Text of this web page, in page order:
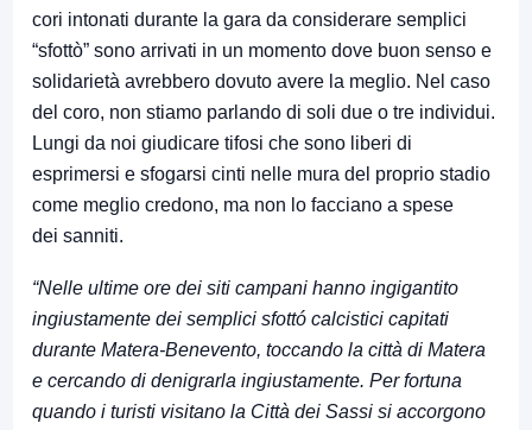
cori intonati durante la gara da considerare semplici
“sfottò” sono arrivati in un momento dove buon senso e
solidarietà avrebbero dovuto avere la meglio. Nel caso
del coro, non stiamo parlando di soli due o tre individui.
Lungi da noi giudicare tifosi che sono liberi di
esprimersi e sfogarsi cinti nelle mura del proprio stadio
come meglio credono, ma non lo facciano a spese
dei sanniti.
“Nelle ultime ore dei siti campani hanno ingigantito
ingiustamente dei semplici sfottó calcistici capitati
durante Matera-Benevento, toccando la città di Matera
e cercando di denigrarla ingiustamente. Per fortuna
quando i turisti visitano la Città dei Sassi si accorgono